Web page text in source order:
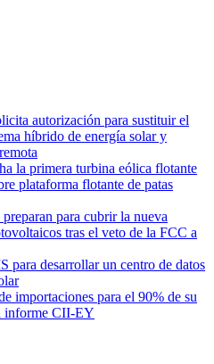
autorización para sustituir el
híbrido de energía solar y
la primera turbina eólica flotante
plataforma flotante de patas
para cubrir la nueva
tras el veto de la FCC a
para desarrollar un centro de datos
importaciones para el 90% de su
informe CII-EY